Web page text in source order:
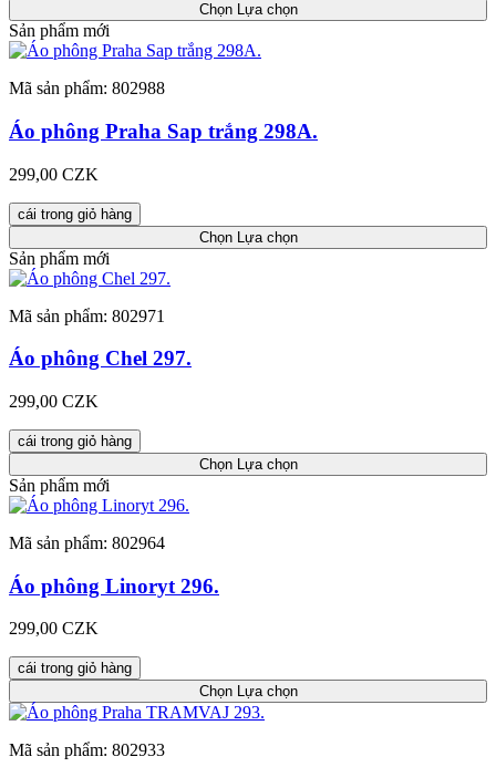
ChọnLựa chọn
Sản phẩm mới
Mã sản phẩm: 802988
Áo phông Praha Sap trắng 298A.
299,00 CZK
cái trong giỏ hàng
ChọnLựa chọn
Sản phẩm mới
Mã sản phẩm: 802971
Áo phông Chel 297.
299,00 CZK
cái trong giỏ hàng
ChọnLựa chọn
Sản phẩm mới
Mã sản phẩm: 802964
Áo phông Linoryt 296.
299,00 CZK
cái trong giỏ hàng
ChọnLựa chọn
Mã sản phẩm: 802933